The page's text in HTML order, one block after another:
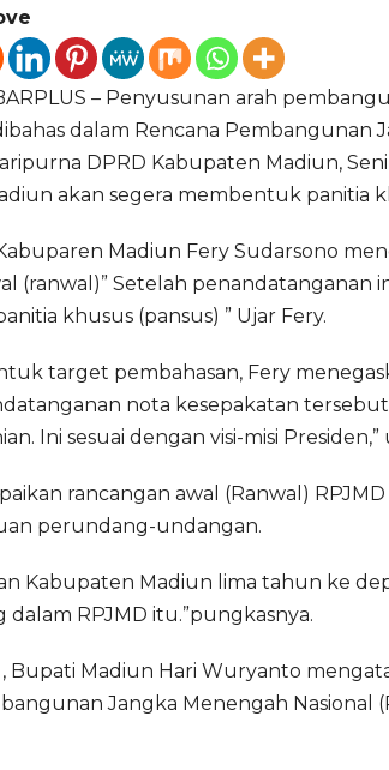
– Penyusunan arah
dalam Rencana Pembangunan
DPRD Kabupaten Madiun,
akan segera membentuk panitia
Madiun Fery Sudarsono
(ranwal)” Setelah penandatanganan
khusus (pansus) ” Ujar Fery.
target pembahasan, Fery
nota kesepakatan
Ini sesuai dengan visi-misi Presiden,”
rancangan awal (Ranwal)
perundang-undangan.
Kabupaten Madiun lima tahun ke
RPJMD itu.”pungkasnya.
Bupati Madiun Hari Wuryanto
Jangka Menengah Nasional